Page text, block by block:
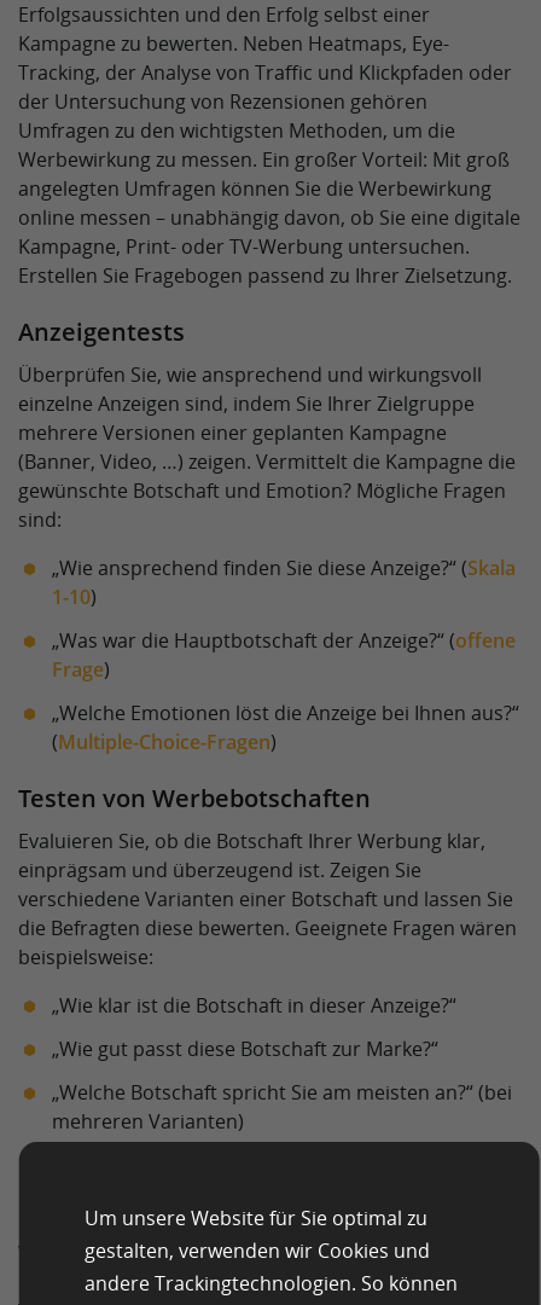
Erfolgsaussichten und den Erfolg selbst einer
Kampagne zu bewerten. Neben Heatmaps, Eye-
Tracking, der Analyse von Traffic und Klickpfaden oder
der Untersuchung von Rezensionen gehören
Umfragen zu den wichtigsten Methoden, um die
Werbewirkung zu messen. Ein großer Vorteil: Mit groß
angelegten Umfragen können Sie die Werbewirkung
online messen – unabhängig davon, ob Sie eine digitale
Kampagne, Print- oder TV-Werbung untersuchen.
Erstellen Sie Fragebogen passend zu Ihrer Zielsetzung.
Anzeigentests
Überprüfen Sie, wie ansprechend und wirkungsvoll
einzelne Anzeigen sind, indem Sie Ihrer Zielgruppe
mehrere Versionen einer geplanten Kampagne
(Banner, Video, …) zeigen. Vermittelt die Kampagne die
gewünschte Botschaft und Emotion? Mögliche Fragen
sind:
„Wie ansprechend finden Sie diese Anzeige?“ (Skala
1-10)
„Was war die Hauptbotschaft der Anzeige?“ (offene
Frage)
„Welche Emotionen löst die Anzeige bei Ihnen aus?“
(Multiple-Choice-Fragen)
Testen von Werbebotschaften
Evaluieren Sie, ob die Botschaft Ihrer Werbung klar,
einprägsam und überzeugend ist. Zeigen Sie
verschiedene Varianten einer Botschaft und lassen Sie
die Befragten diese bewerten. Geeignete Fragen wären
beispielsweise:
„Wie klar ist die Botschaft in dieser Anzeige?“
„Wie gut passt diese Botschaft zur Marke?“
„Welche Botschaft spricht Sie am meisten an?“ (bei
mehreren Varianten)
Messen Sie, wie die Werbekampagne als Ganzes
wahrgenommen wird. Befragen Sie eine Zielgruppe vor
und nach der Kampagne oder führen Sie A/B-Tests mit
Um unsere Website für Sie optimal zu
gestalten, verwenden wir Cookies und
andere Trackingtechnologien. So können